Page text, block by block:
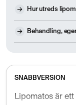
Hur utreds
Behandling,
SNABBVERSION
Lipomatos är